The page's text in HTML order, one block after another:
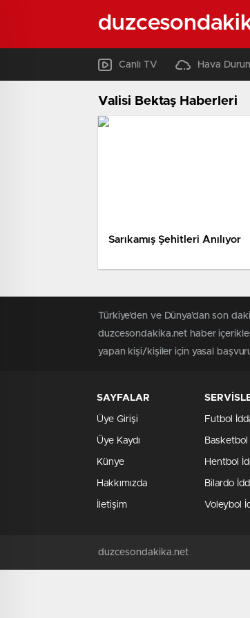
Canlı TV Hava
Valisi Bektaş Haberleri
Sarıkamış Şehitleri Anılıyor
Türkiye'den ve Dünya’dan son
duzcesondakika.net haber
yapan kişi/kişiler için yasal
SAYFALAR
Üye Girişi
Üye Kaydı
Künye
Hakkımızda
İletişim
Futbol
Basketbol
Hentbol
Bilardo
Voleybol
duzcesondakika.net